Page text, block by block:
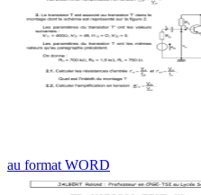
au format WORD